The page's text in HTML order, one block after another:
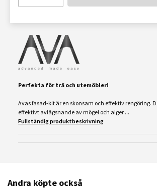
Perfekta för trä och utemöbler!
Avas fasad-kit är en skonsam och effektiv rengöring.
effektivt avlägsnande av mögel och alger ...
Fullständig produktbeskrivning
Andra köpte också